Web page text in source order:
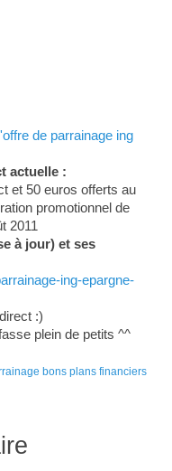
de parrainage ing
actuelle :
et 50 euros offerts au
promotionnel de
2011
à jour) et ses
ing-epargne-
:)
plein de petits ^^
bons plans financiers